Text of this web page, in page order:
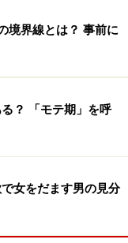
アクションは 彼
感じさせます。こ
が、あなたを求
に感じさせていた
す。たとえ、彼
境界線とは？ 事前に
る？ 「モテ期」を呼
女をだます男の見分